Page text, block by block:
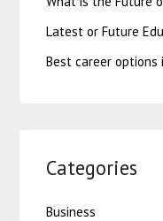
Latest or Future
Best career options
Categories
Business